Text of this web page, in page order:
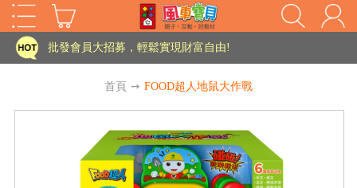
家長樂了!「風車書版集團暨FOOD超人企業總部」目前正興建中!
批發會員大招募，輕鬆實現財富自由!
老師您好!!幼教會員火熱招募中~
海外購物免煩惱！點我查看『海外購物流程說明』
首頁 ➙ FOOD超人地鼠大作戰